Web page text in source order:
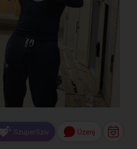
SzuperSzív Üzenj